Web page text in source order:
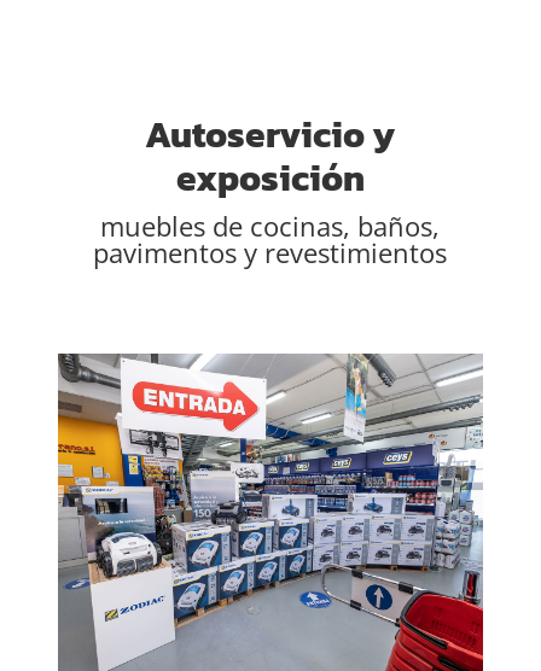
Autoservicio y
exposición
muebles de cocinas, baños,
pavimentos y revestimientos